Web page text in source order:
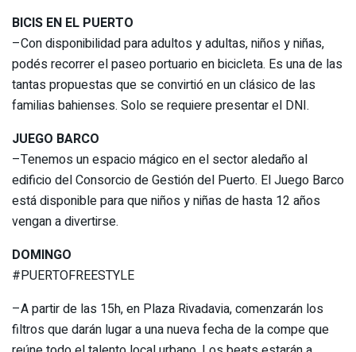
BICIS EN EL PUERTO
–Con disponibilidad para adultos y adultas, niños y niñas,
podés recorrer el paseo portuario en bicicleta. Es una de las
tantas propuestas que se convirtió en un clásico de las
familias bahienses. Solo se requiere presentar el DNI.
JUEGO BARCO
–Tenemos un espacio mágico en el sector aledaño al
edificio del Consorcio de Gestión del Puerto. El Juego Barco
está disponible para que niños y niñas de hasta 12 años
vengan a divertirse.
DOMINGO
#PUERTOFREESTYLE
–A partir de las 15h, en Plaza Rivadavia, comenzarán los
filtros que darán lugar a una nueva fecha de la compe que